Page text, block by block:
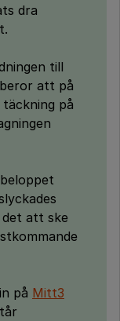
dra
till
att på
på
att ske
på Mitt3